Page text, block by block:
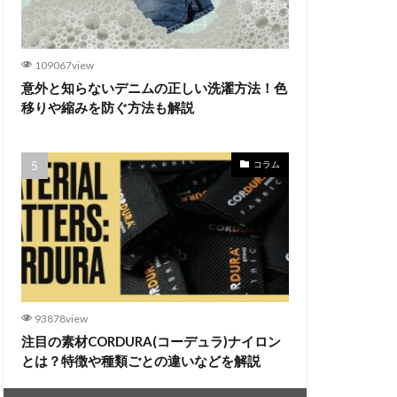
109067view
意外と知らないデニムの正しい洗濯方法！色
移りや縮みを防ぐ方法も解説
コラム
93878view
注目の素材CORDURA(コーデュラ)ナイロン
とは？特徴や種類ごとの違いなどを解説